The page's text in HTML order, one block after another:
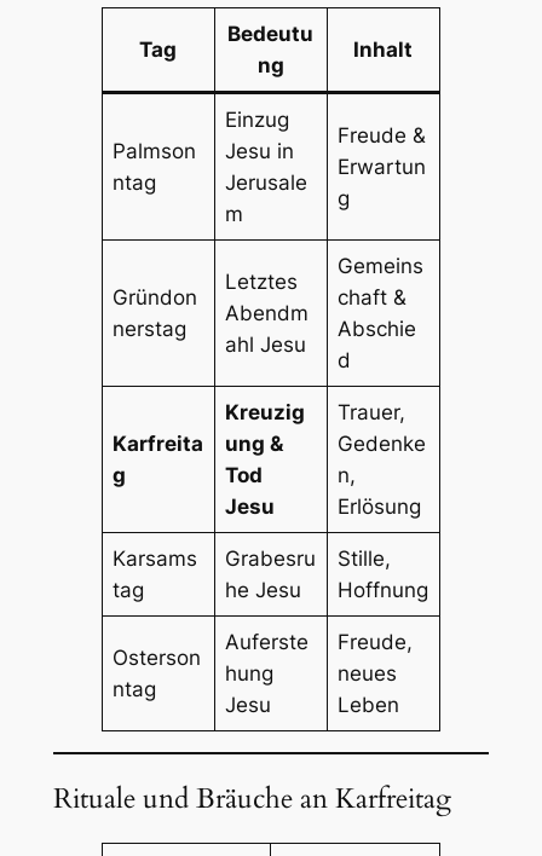
Tag
Bedeutu
ng
Inhalt
Palmson
ntag
Einzug
Jesu in
Jerusale
m
Freude &
Erwartun
g
Gründon
nerstag
Letztes
Abendm
ahl Jesu
Gemeins
chaft &
Abschie
d
Karfreita
g
Kreuzig
ung &
Tod
Jesu
Trauer,
Gedenke
n,
Erlösung
Karsams
tag
Grabesru
he Jesu
Stille,
Hoffnung
Osterson
ntag
Auferste
hung
Jesu
Freude,
neues
Leben
Rituale und Bräuche an Karfreitag